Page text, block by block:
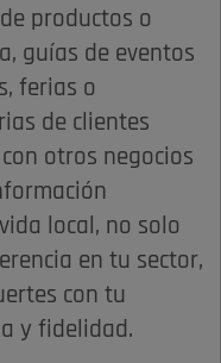
productos o
guías de eventos
ferias o
de clientes
otros negocios
local, no solo
en tu sector,
con tu
y fidelidad.